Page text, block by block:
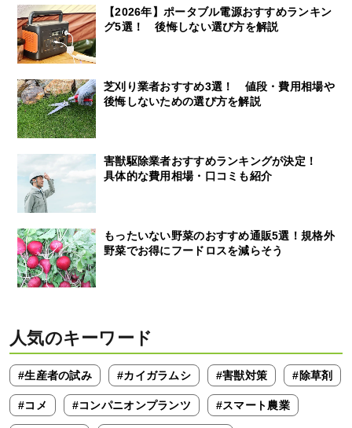
【2026年】ポータブル電源おすすめランキン
グ5選！ 後悔しない選び方を解説
芝刈り業者おすすめ3選！ 値段・費用相場や
後悔しないための選び方を解説
害獣駆除業者おすすめランキングが決定！
具体的な費用相場・口コミも紹介
もったいない野菜のおすすめ通販5選！規格外
野菜でお得にフードロスを減らそう
人気のキーワード
#生産者の試み #カイガラムシ #害獣対策 #除草剤
#コメ #コンパニオンプランツ #スマート農業